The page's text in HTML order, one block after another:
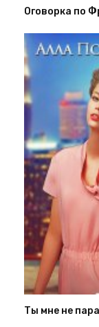
Оговорка по
Ты мне не